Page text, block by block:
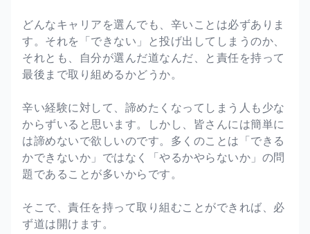
どんなキャリアを選んでも、辛いことは必ずありま
す。それを「できない」と投げ出してしまうのか、
それとも、自分が選んだ道なんだ、と責任を持って
最後まで取り組めるかどうか。
辛い経験に対して、諦めたくなってしまう人も少な
からずいると思います。しかし、皆さんには簡単に
は諦めないで欲しいのです。多くのことは「できる
かできないか」ではなく「やるかやらないか」の問
題であることが多いからです。
そこで、責任を持って取り組むことができれば、必
ず道は開けます。